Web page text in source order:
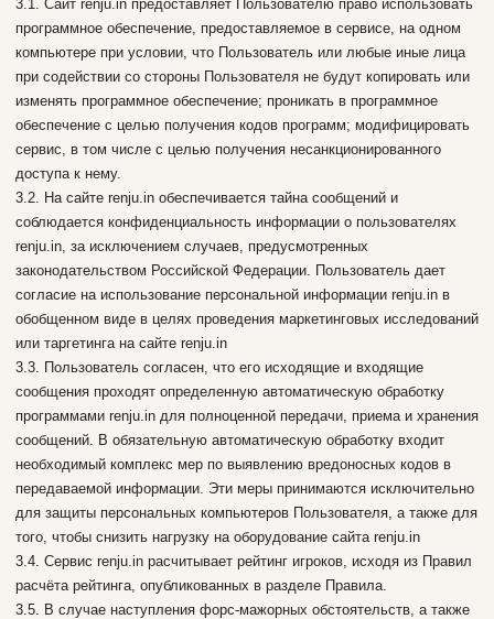
3.1. Сайт renju.in предоставляет Пользователю право использовать
программное обеспечение, предоставляемое в сервисе, на одном
компьютере при условии, что Пользователь или любые иные лица
при содействии со стороны Пользователя не будут копировать или
изменять программное обеспечение; проникать в программное
обеспечение с целью получения кодов программ; модифицировать
сервис, в том числе с целью получения несанкционированного
доступа к нему.
3.2. На сайте renju.in обеспечивается тайна сообщений и
соблюдается конфиденциальность информации о пользователях
renju.in, за исключением случаев, предусмотренных
законодательством Российской Федерации. Пользователь дает
согласие на использование персональной информации renju.in в
обобщенном виде в целях проведения маркетинговых исследований
или таргетинга на сайте renju.in
3.3. Пользователь согласен, что его исходящие и входящие
сообщения проходят определенную автоматическую обработку
программами renju.in для полноценной передачи, приема и хранения
сообщений. В обязательную автоматическую обработку входит
необходимый комплекс мер по выявлению вредоносных кодов в
передаваемой информации. Эти меры принимаются исключительно
для защиты персональных компьютеров Пользователя, а также для
того, чтобы снизить нагрузку на оборудование сайта renju.in
3.4. Сервис renju.in расчитывает рейтинг игроков, исходя из Правил
расчёта рейтинга, опубликованных в разделе Правила.
3.5. В случае наступления форс-мажорных обстоятельств, а также